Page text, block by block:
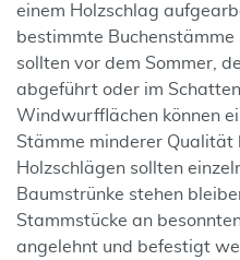
einem Holzschlag
bestimmte
sollten vor dem Sommer,
abgeführt oder im
Windwurfflächen können
Stämme minderer Qualität
Holzschlägen sollten
Baumstrünke stehen
Stammstücke an
angelehnt und befestigt